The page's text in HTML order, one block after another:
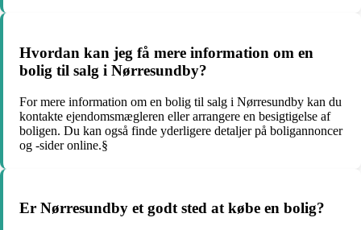
Hvordan kan jeg få mere information om en
bolig til salg i Nørresundby?
For mere information om en bolig til salg i Nørresundby kan du
kontakte ejendomsmægleren eller arrangere en besigtigelse af
boligen. Du kan også finde yderligere detaljer på boligannoncer
og -sider online.§
Er Nørresundby et godt sted at købe en bolig?